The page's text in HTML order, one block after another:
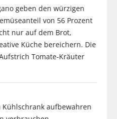
geben den würzigen
von 56 Prozent
nur auf dem Brot,
Küche bereichern. Die
Tomate-Kräuter
aufbewahren